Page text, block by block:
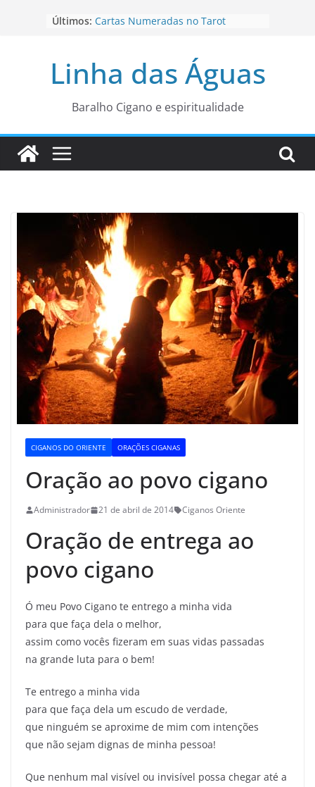
Últimos: Cartas Numeradas no Tarot
para está fase
Os Naipes no Tarot
Cartas da Corte no Tarot
Linha das Águas
Baralho Cigano e espiritualidade
CIGANOS DO ORIENTE ORAÇÕES CIGANAS
Oração ao povo cigano
Administrador 21 de abril de 2014 Ciganos Oriente
Oração de entrega ao
povo cigano
Ó meu Povo Cigano te entrego a minha vida
para que faça dela o melhor,
assim como vocês fizeram em suas vidas passadas
na grande luta para o bem!
Te entrego a minha vida
para que faça dela um escudo de verdade,
que ninguém se aproxime de mim com intenções
que não sejam dignas de minha pessoa!
Que nenhum mal visível ou invisível possa chegar até a